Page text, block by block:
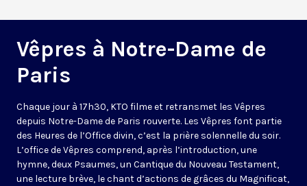
Vêpres à Notre-Dame de
Paris
Chaque jour à 17h30, KTO filme et retransmet les Vêpres
depuis Notre-Dame de Paris rouverte. Les Vêpres font partie
des Heures de l’Office divin, c’est la prière solennelle du soir.
L’office de Vêpres comprend, après l’introduction, une
hymne, deux Psaumes, un Cantique du Nouveau Testament,
une lecture brève, le chant d’actions de grâces du Magnificat,